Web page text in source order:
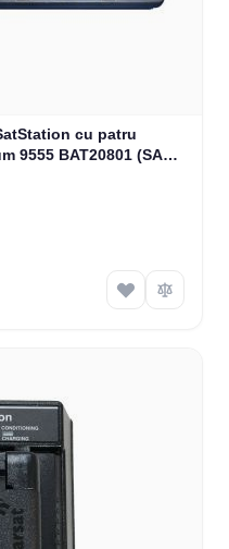
cu patru
9555 BAT20801 (SAT-